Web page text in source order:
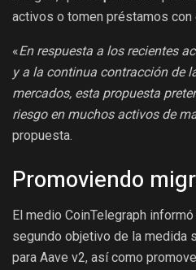
activos o tomen préstamos con
«En respuesta a los recientes
y a la continua contracción de
mercados, esta propuesta
riesgo en muchos activos de
propuesta.
Promoviendo
El medio CoinTelegraph
segundo objetivo de la medida
para Aave v2, así como